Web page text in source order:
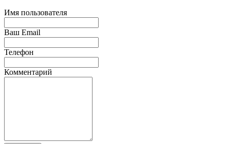
Имя пользователя
Ваш Email
Телефон
Комментарий